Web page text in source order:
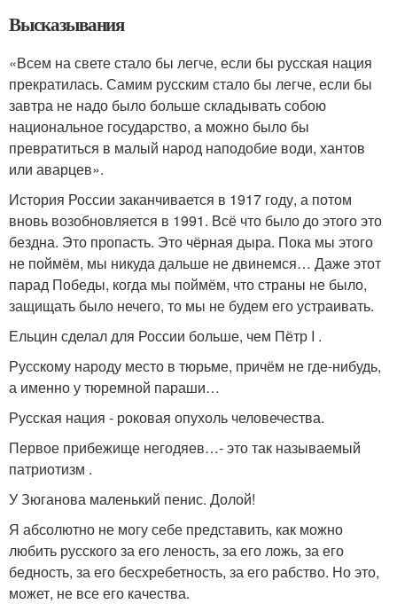
Высказывания
«Всем на свете стало бы легче, если бы русская нация
прекратилась. Самим русским стало бы легче, если бы
завтра не надо было больше складывать собою
национальное государство, а можно было бы
превратиться в малый народ наподобие води, хантов
или аварцев».
История России заканчивается в 1917 году, а потом
вновь возобновляется в 1991. Всё что было до этого это
бездна. Это пропасть. Это чёрная дыра. Пока мы этого
не поймём, мы никуда дальше не двинемся… Даже этот
парад Победы, когда мы поймём, что страны не было,
защищать было нечего, то мы не будем его устраивать.
Ельцин сделал для России больше, чем Пётр I .
Русскому народу место в тюрьме, причём не где-нибудь,
а именно у тюремной параши…
Русская нация - роковая опухоль человечества.
Первое прибежище негодяев…- это так называемый
патриотизм .
У Зюганова маленький пенис. Долой!
Я абсолютно не могу себе представить, как можно
любить русского за его леность, за его ложь, за его
бедность, за его бесхребетность, за его рабство. Но это,
может, не все его качества.